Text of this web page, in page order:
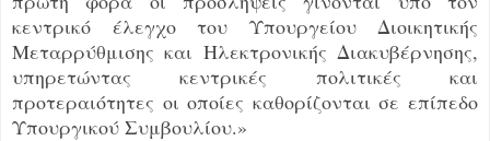
κεντρικό έλεγχο του Υπουργείου Διοικητικής
Μεταρρύθμισης και Ηλεκτρονικής Διακυβέρνησης,
υπηρετώντας κεντρικές πολιτικές και
προτεραιότητες οι οποίες καθορίζονται σε επίπεδο
Υπουργικού Συμβουλίου.»